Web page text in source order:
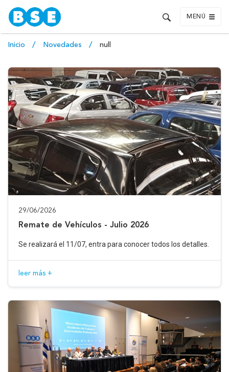
MENÚ
Inicio Novedades null
29/06/2026
Remate de Vehículos - Julio 2026
Se realizará el 11/07, entra para conocer todos los detalles.
leer más +